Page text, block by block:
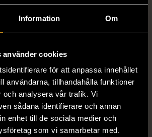
Information Om
använder cookies
för att anpassa innehållet
användarna, tillhandahålla funktioner
och analysera vår trafik. Vi
sådana identifierare och annan
enhet till de sociala medier och
som vi samarbetar med.
BONDELID
Bondelid - Randig skjorta
- Blå vit
XL (52)